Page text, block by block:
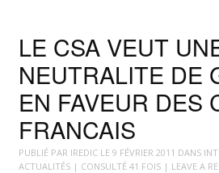
LE CSA VEUT
NEUTRALITE DE
EN FAVEUR DES
FRANCAIS
PUBLIÉ PAR IREDICLE 9 FÉVRIER 2011 DANS
ACTUALITÉS| CONSULTÉ 41 FOIS | LEAVE A